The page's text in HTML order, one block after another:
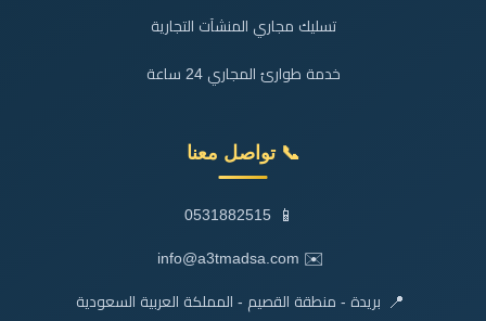
تسليك مجاري المنشآت التجارية
خدمة طوارئ المجاري 24 ساعة
📞 تواصل معنا
📱
0531882515
✉️
info@a3tmadsa.com
📍 بريدة - منطقة القصيم - المملكة العربية السعودية